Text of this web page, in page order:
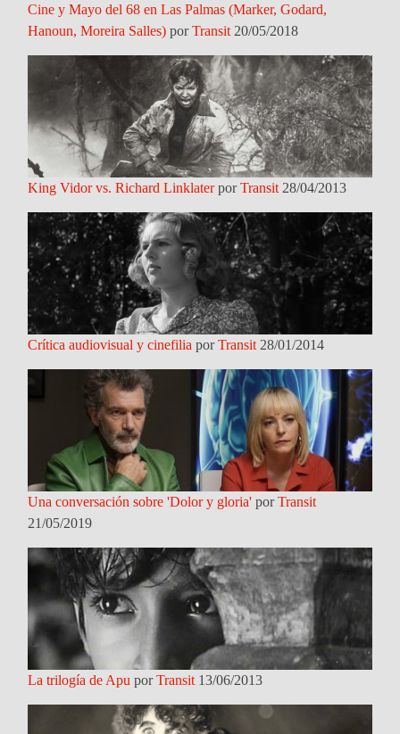
Cine y Mayo del 68 en Las Palmas (Marker, Godard,
Hanoun, Moreira Salles) porTransit 20/05/2018
King Vidor vs. Richard LinklaterporTransit 28/04/2013
Crítica audiovisual y cinefilia porTransit 28/01/2014
Una conversación sobre 'Dolor y gloria' porTransit
21/05/2019
La trilogía de Apu porTransit 13/06/2013